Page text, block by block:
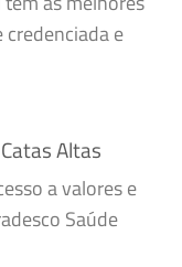
e
Altas
a valores e
Saúde